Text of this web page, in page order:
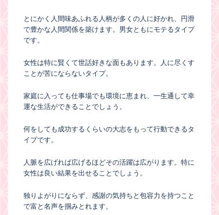
とにかく人間味あふれる人柄が多くの人に好かれ、円滑
で豊かな人間関係を築けます。男女ともにモテるタイプ
です。
女性は特に賢くて世話好きな面もあります。人に尽くす
ことが苦にならないタイプ。
家庭に入っても仕事場でも環境に恵まれ、一生通して幸
運な生活ができることでしょう。
何をしても成功するくらいの大志をもって行動できるタ
イプです。
人脈を広げれば広げるほどその活躍は広がります。特に
女性は良い結果を出せることでしょう。
独りよがりにならず、感謝の気持ちと包容力を持つこと
で富と名声を掴みとれます。